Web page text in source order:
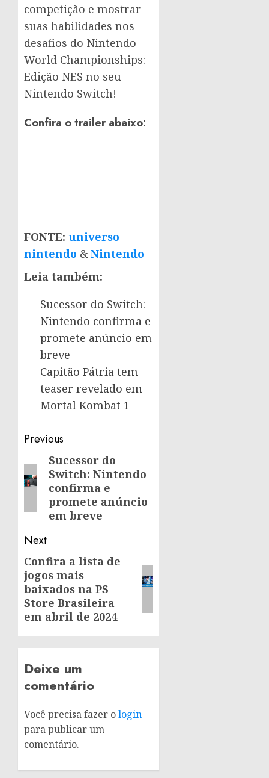
competição e mostrar
suas habilidades nos
desafios do Nintendo
World Championships:
Edição NES no seu
Nintendo Switch!
Confira o trailer abaixo:
FONTE: universo
nintendo & Nintendo
Leia também:
Sucessor do Switch:
Nintendo confirma e
promete anúncio em
breve
Capitão Pátria tem
teaser revelado em
Mortal Kombat 1
Post
navigation
Previous
Previous
post:
Sucessor do
Switch: Nintendo
confirma e
promete anúncio
em breve
Next
Next
post:
Confira a lista de
jogos mais
baixados na PS
Store Brasileira
em abril de 2024
Deixe um
comentário
Você precisa fazer ologin
para publicar um
comentário.